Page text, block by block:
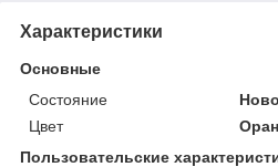
Характеристики
Основные
Состояние
Цвет
Пользовательские